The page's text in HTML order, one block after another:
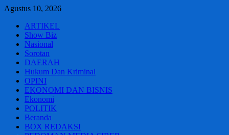
Skip
content
Agustus 10, 2026
ARTIKEL
Show Biz
Nasional
Sorotan
DAERAH
Hukum Dan Kriminal
OPINI
EKONOMI DAN BISNIS
Ekonomi
POLITIK
Beranda
BOX REDAKSI